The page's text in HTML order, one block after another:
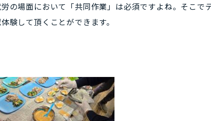
の場面において「共同作業」は必須ですよね。そこ
験して頂くことができます。